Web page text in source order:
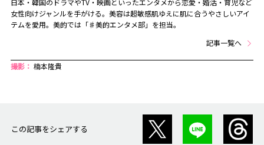
日本・韓国のドラマやTV・映画といったエンタメから恋愛・婚活・育児など
女性向けジャンルを手がける。美容は超敏感肌ゆえに肌に合うやさしいアイ
テムを愛用。美的では「♯美的エンタメ部」を担当。
記事一覧へ
撮影： 楠本隆貴
この記事をシェアする